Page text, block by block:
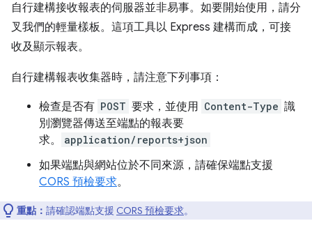
自行建構接收報表的伺服器並非易事。如要開始使用，請分
叉我們的輕量樣板。這項工具以 Express 建構而成，可接
收及顯示報表。
自行建構報表收集器時，請注意下列事項：
檢查是否有 POST 要求，並使用 Content-Type 識
別瀏覽器傳送至端點的報表要
求。
application/reports+json
如果端點與網站位於不同來源，請確保端點支援
CORS 預檢要求。
重點： 請確認端點支援 CORS 預檢要求。